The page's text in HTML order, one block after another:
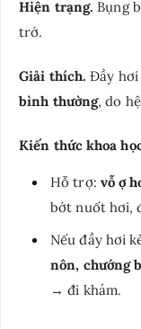
Hiện trạng. Bụng
trớ.
Giải thích. Đầy hơi
bình thường, do
Kiến thức khoa
Hỗ trợ: vỗ ợ
bớt nuốt hơi,
Nếu đầy hơi
nôn, chướng
→ đi khám.